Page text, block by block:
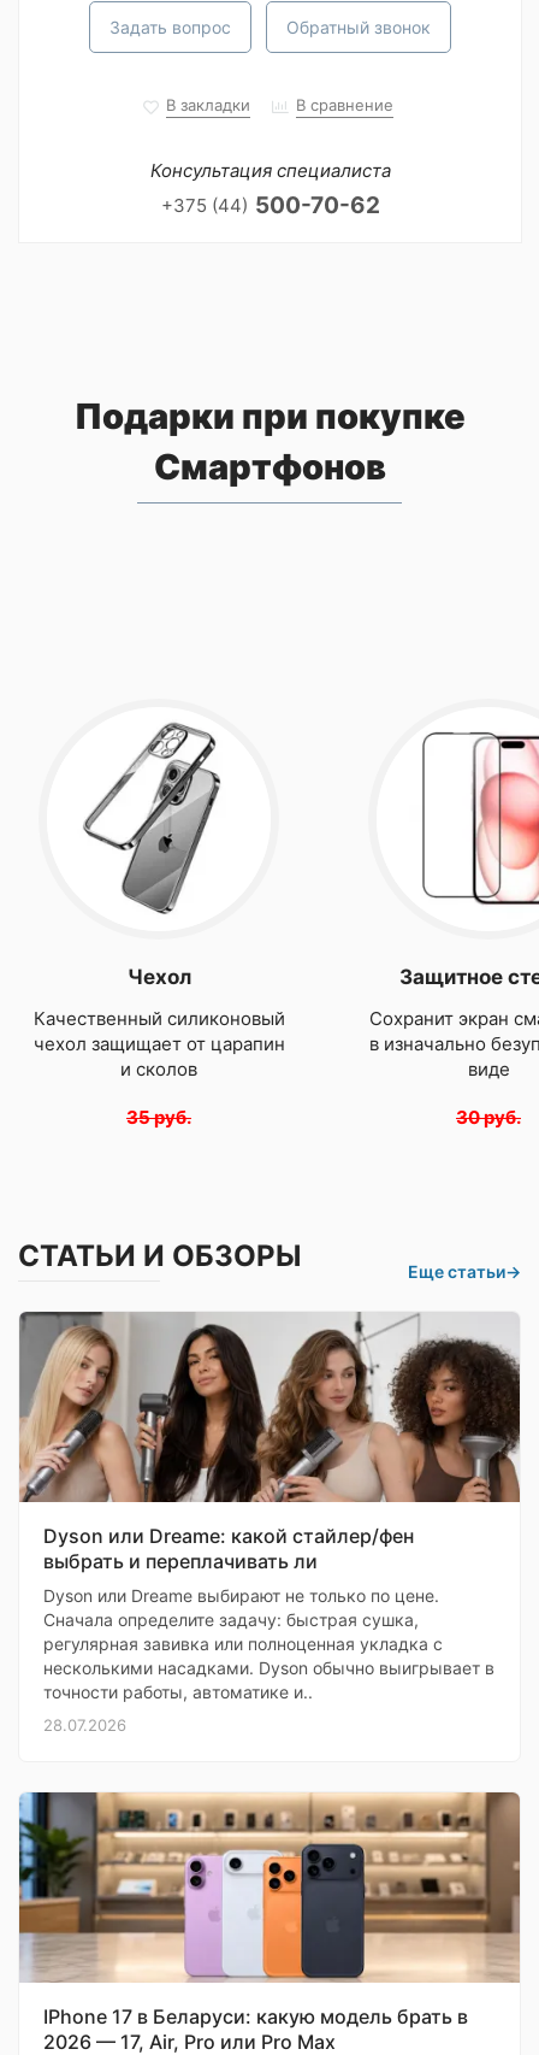
Задать вопрос Обратный звонок
В закладки В сравнение
Консультация специалиста
+375 (44) 500-70-62
Подарки при покупке
Смартфонов
Чехол
Качественный силиконовый
чехол защищает от царапин
и сколов
35 руб.
Защитное
Сохранит экран
в изначально
виде
30 руб.
СТАТЬИ И ОБЗОРЫ Еще статьи→
Dyson или Dreame: какой стайлер/фен
выбрать и переплачивать ли
Dyson или Dreame выбирают не только по цене.
Сначала определите задачу: быстрая сушка,
регулярная завивка или полноценная укладка с
несколькими насадками. Dyson обычно выигрывает в
точности работы, автоматике и..
28.07.2026
IPhone 17 в Беларуси: какую модель брать в
2026 — 17, Air, Pro или Pro Max